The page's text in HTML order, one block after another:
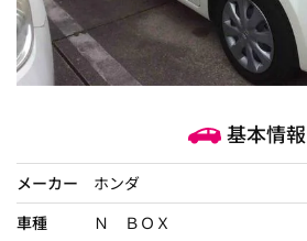
基本情報
メーカー
ホンダ
車種
Ｎ ＢＯＸ